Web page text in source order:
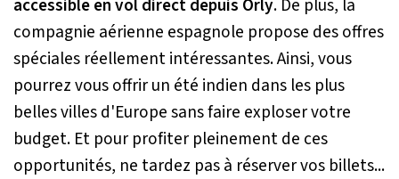
compagnie aérienne espagnole propose des offres
spéciales réellement intéressantes. Ainsi, vous
pourrez vous offrir un été indien dans les plus
belles villes d'Europe sans faire exploser votre
budget. Et pour profiter pleinement de ces
opportunités, ne tardez pas à réserver vos billets...